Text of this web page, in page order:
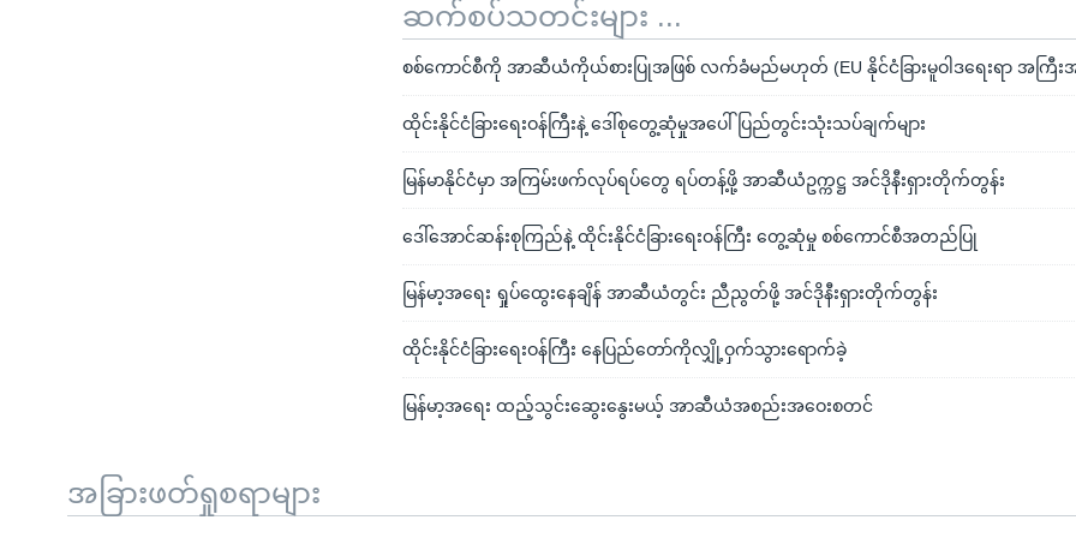
ဆက်စပ်သတင်းများ ...
စစ်ကောင်စီကို အာဆီယံကိုယ်စားပြုအဖြစ် လက်ခံမည်မဟုတ် (EU နိုင်ငံခြားမူဝါဒရေးရာ အကြီ
ထိုင်းနိုင်ငံခြားရေးဝန်ကြီးနဲ့ ဒေါ်စုတွေ့ဆုံမှုအပေါ် ပြည်တွင်းသုံးသပ်ချက်များ
မြန်မာနိုင်ငံမှာ အကြမ်းဖက်လုပ်ရပ်တွေ ရပ်တန့်ဖို့ အာဆီယံဥက္ကဋ္ဌ အင်ဒိုနီးရှားတိုက်တွန်း
ဒေါ်အောင်ဆန်းစုကြည်နဲ့ ထိုင်းနိုင်ငံခြားရေးဝန်ကြီး တွေ့ဆုံမှု စစ်ကောင်စီအတည်ပြု
မြန်မာ့အရေး ရှုပ်ထွေးနေချိန် အာဆီယံတွင်း ညီညွတ်ဖို့ အင်ဒိုနီးရှားတိုက်တွန်း
ထိုင်းနိုင်ငံခြားရေးဝန်ကြီး နေပြည်တော်ကိုလျှို့ဝှက်သွားရောက်ခဲ့
မြန်မာ့အရေး ထည့်သွင်းဆွေးနွေးမယ့် အာဆီယံအစည်းအဝေးစတင်
အခြားဖတ်ရှုစရာများ